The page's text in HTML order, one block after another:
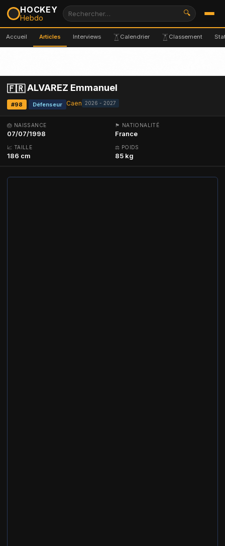
HOCKEY
Hebdo
🔍
Accueil Articles Interviews Calendrier Classement
🇫🇷ALVAREZ Emmanuel
#98 Défenseur Caen 2026 - 2027
🎂 NAISSANCE
07/07/1998
🏴 NATIONALITÉ
France
📈 TAILLE
186 cm
⚖ POIDS
85 kg